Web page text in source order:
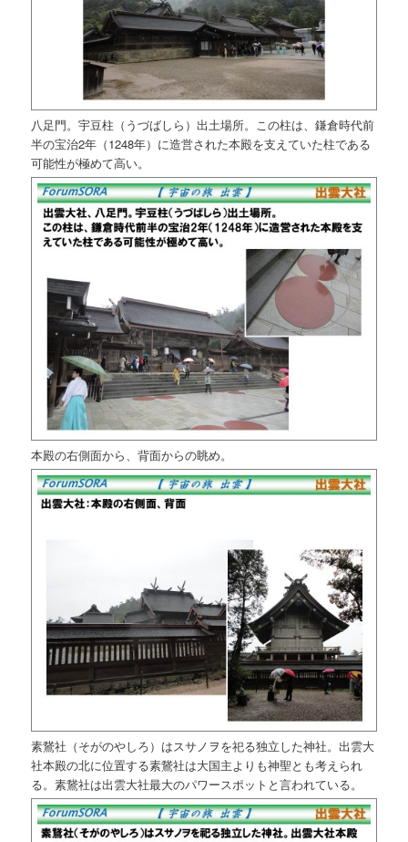
八足門。宇豆柱（うづばしら）出土場所。この柱は、鎌倉時代前
半の宝治2年（1248年）に造営された本殿を支えていた柱である
可能性が極めて高い。
本殿の右側面から、背面からの眺め。
素鵞社（そがのやしろ）はスサノヲを祀る独立した神社。出雲大
社本殿の北に位置する素鵞社は大国主よりも神聖とも考えられ
る。素鵞社は出雲大社最大のパワースポットと言われている。